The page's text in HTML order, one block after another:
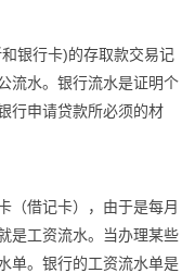
银行卡)的存取款交易记
流水。银行流水是证明个
行申请贷款所必须的材
（借记卡），由于是每月
是工资流水。当办理某些
单。银行的工资流水单是